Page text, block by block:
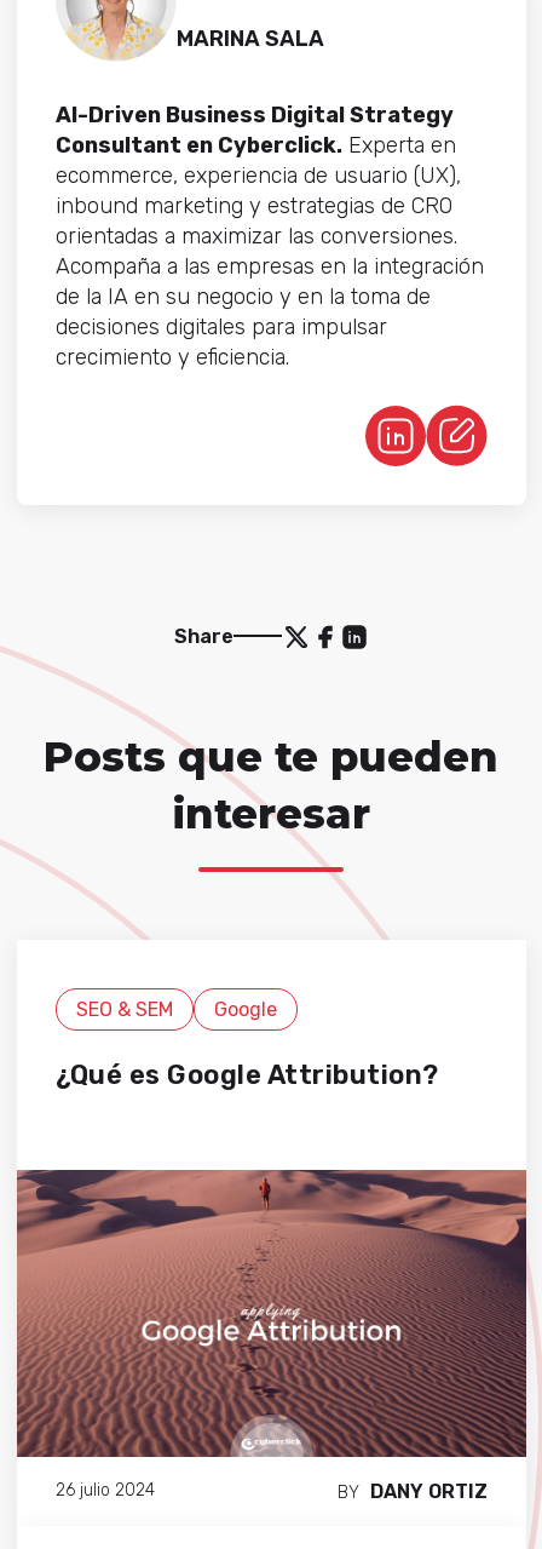
MARINA SALA
AI-Driven Business Digital Strategy
Consultant en Cyberclick.Experta en
ecommerce, experiencia de usuario (UX),
inbound marketing y estrategias de CRO
orientadas a maximizar las conversiones.
Acompaña a las empresas en la integración
de la IA en su negocio y en la toma de
decisiones digitales para impulsar
crecimiento y eficiencia.
Share
Posts que te pueden
interesar
SEO & SEM Google
¿Qué es Google Attribution?
26 julio 2024 BY DANY ORTIZ